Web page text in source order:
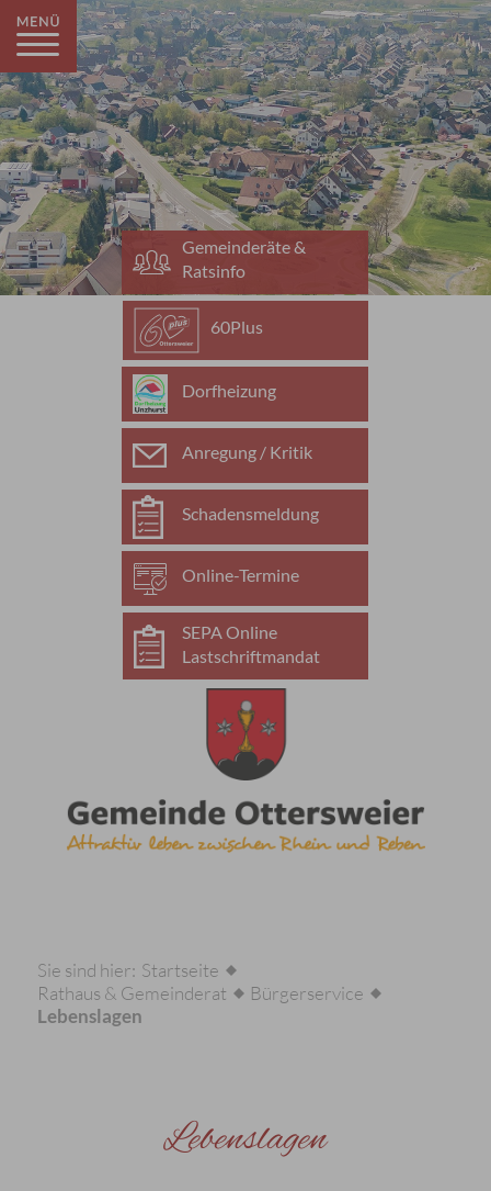
Gemeinderäte &
Ratsinfo
60Plus
Dorfheizung
Anregung / Kritik
Schadensmeldung
Online-Termine
SEPA Online
Lastschriftmandat
Sie sind hier: Startseite
Rathaus & Gemeinderat
Bürgerservice
Lebenslagen
Lebenslagen